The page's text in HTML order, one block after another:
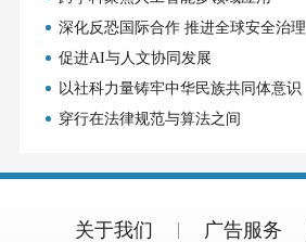
深化反恐国际合作 推进全球安全治理
促进AI与人文协同发展
以社科力量铸牢中华民族共同体意识
穿行在法律规范与算法之间
关于我们 广告服务